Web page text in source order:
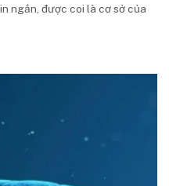
ngắn, được coi là cơ sở của